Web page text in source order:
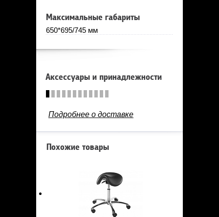
Максимальные габариты
650*695/745 мм
Аксессуары и принадлежности
Подробнее о доставке
Похожие товары